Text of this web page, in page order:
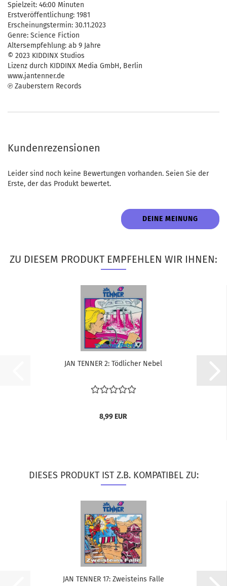
Spielzeit: 46:00 Minuten
Erstveröffentlichung: 1981
Erscheinungstermin: 30.11.2023
Genre: Science Fiction
Altersempfehlung: ab 9 Jahre
© 2023 KIDDINX Studios
Lizenz durch KIDDINX Media GmbH, Berlin
www.jantenner.de
℗ Zauberstern Records
Kundenrezensionen
Leider sind noch keine Bewertungen vorhanden. Seien Sie der
Erste, der das Produkt bewertet.
DEINE MEINUNG
ZU DIESEM PRODUKT EMPFEHLEN WIR IHNEN:
JAN TEN­NER 2: Töd­li­cher Nebel
8,99 EUR
DIESES PRODUKT IST Z.B. KOMPATIBEL ZU:
JAN TEN­NER 17: Zweisteins Falle